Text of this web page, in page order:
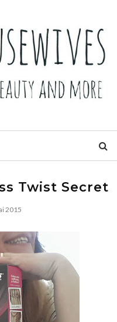
Twist Secret
2015